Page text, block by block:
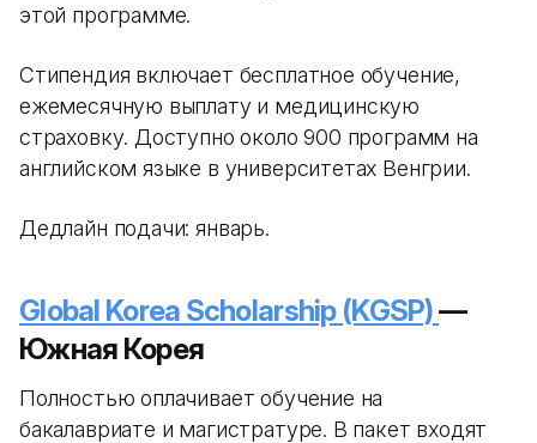
этой программе.
Стипендия включает бесплатное обучение,
ежемесячную выплату и медицинскую
страховку. Доступно около 900 программ на
английском языке в университетах Венгрии.
Дедлайн подачи: январь.
Global Korea Scholarship (KGSP)—
Южная Корея
Полностью оплачивает обучение на
бакалавриате и магистратуре. В пакет входят